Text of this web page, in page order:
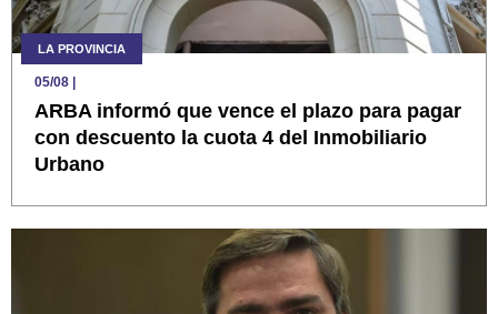
LA PROVINCIA
05/08
ARBA informó que vence el plazo para pagar
con descuento la cuota 4 del Inmobiliario
Urbano